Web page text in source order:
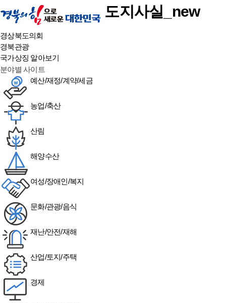
본문 바로가기
도지사실_new
경상북도의회
경북관광
국가상징 알아보기
분야별 사이트
예산/재정/계약/세금
농업/축산
산림
해양수산
여성/장애인/복지
문화/관광/음식
재난/안전/재해
산업/토지/주택
경제